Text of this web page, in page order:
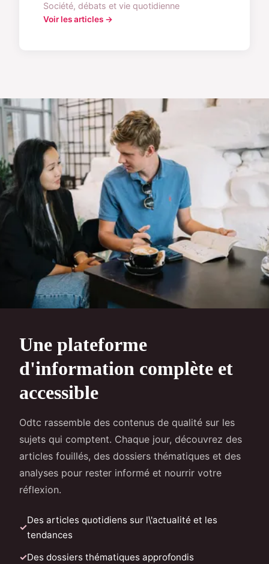
Société, débats et vie quotidienne
Voir les articles →
Une plateforme
d'information complète et
accessible
Odtc rassemble des contenus de qualité sur les
sujets qui comptent. Chaque jour, découvrez des
articles fouillés, des dossiers thématiques et des
analyses pour rester informé et nourrir votre
réflexion.
Des articles quotidiens sur l\'actualité et les
tendances
Des dossiers thématiques approfondis